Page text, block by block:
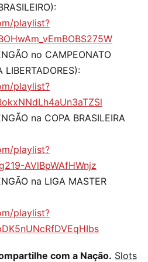
playlist?
no CAMPEONATO
LIBERTADORES):
playlist?
na COPA BRASILEIRA
playlist?
AVlBpWAfHWnjz
na LIGA MASTER
playlist?
com a Nação. Slots